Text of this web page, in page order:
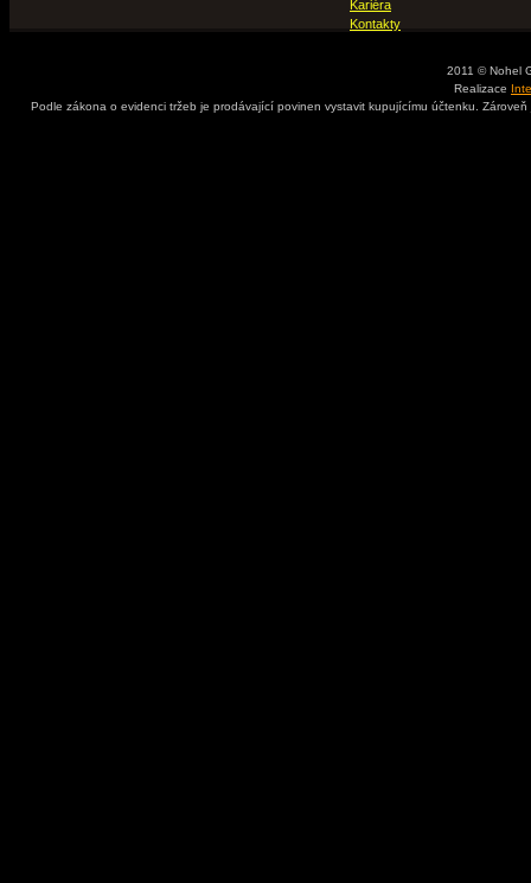
Kariéra
Kontakty
2011 © Nohel
Realizace
Podle zákona o evidenci tržeb je prodávající povinen vystavit kupujícímu účtenku.